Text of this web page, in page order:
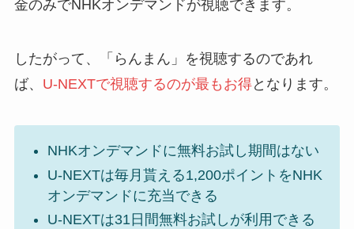
金のみでNHKオンデマンドが視聴できます。
したがって、「らんまん」を視聴するのであれ
ば、 U-NEXTで視聴するのが最もお得となります。
NHKオンデマンドに無料お試し期間はない
U-NEXTは毎月貰える1,200ポイントをNHK
オンデマンドに充当できる
U-NEXTは31日間無料お試しが利用できる